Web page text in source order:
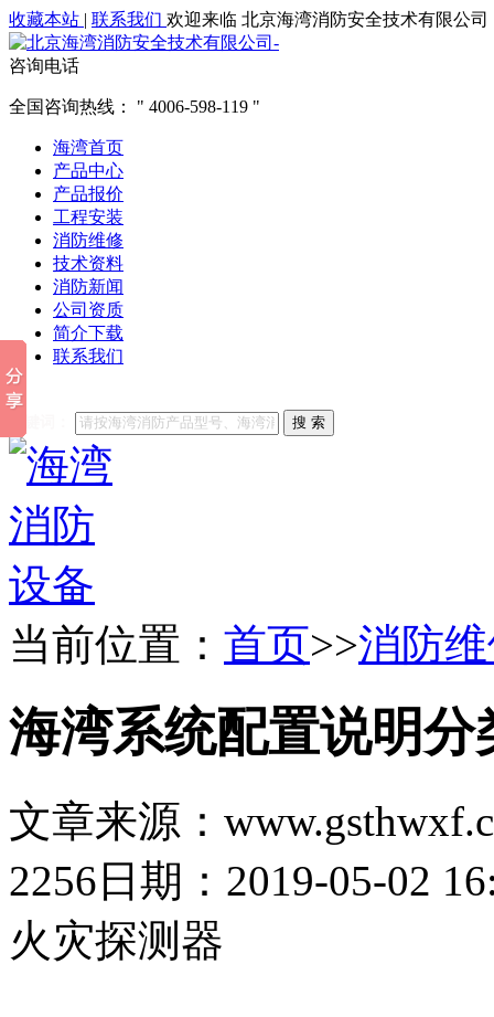
收藏本站 | 联系我们 欢迎来临 北京海湾消防安全技术有限公司
咨询电话
全国咨询热线： 4006-598-119
海湾首页
产品中心
产品报价
工程安装
消防维修
技术资料
消防新闻
公司资质
简介下载
联系我们
他们都在搜索:
搜 索
当前位置： 首页>>消防
海湾系统配置说明分
文章来源：
2256 日期：2019-05-02
火灾探测器